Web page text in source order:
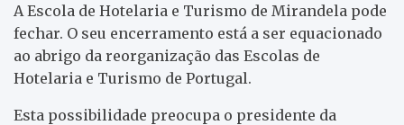
A Escola de Hotelaria e Turismo de Mirandela pode
fechar. O seu encerramento está a ser equacionado
ao abrigo da reorganização das Escolas de
Hotelaria e Turismo de Portugal.
Esta possibilidade preocupa o presidente da